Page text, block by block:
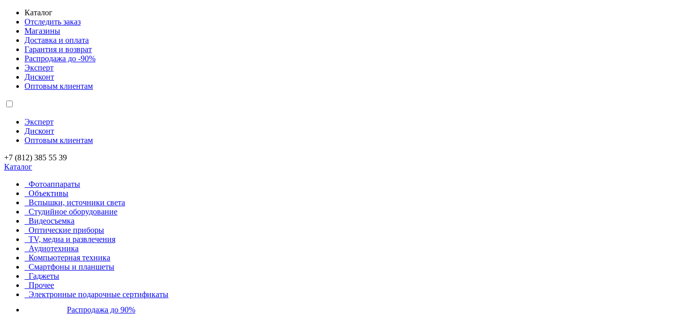
Каталог
Отследить заказ
Магазины
Доставка и оплата
Гарантия и возврат
Распродажа до -90%
Эксперт
Дисконт
Оптовым клиентам
Эксперт
Дисконт
Оптовым клиентам
+7 (812) 385 55 39
Каталог
Фотоаппараты
Объективы
Вспышки, источники света
Студийное оборудование
Видеосъемка
Оптические приборы
TV, медиа и развлечения
Аудиотехника
Компьютерная техника
Смартфоны и планшеты
Гаджеты
Прочее
Электронные подарочные сертификаты
Распродажа до 90%